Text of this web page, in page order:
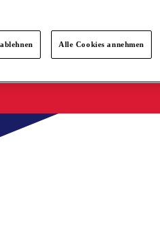
Alle Cookies annehmen